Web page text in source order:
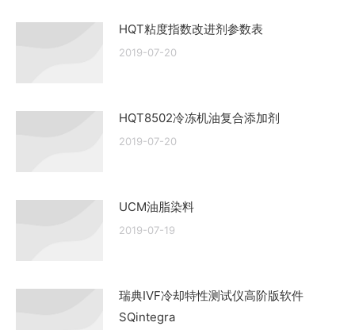
HQT粘度指数改进剂参数表
2019-07-20
HQT8502冷冻机油复合添加剂
2019-07-20
UCM油脂染料
2019-07-19
瑞典IVF冷却特性测试仪高阶版软件
SQintegra